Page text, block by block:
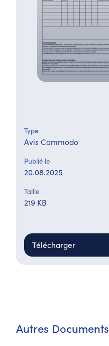
Type
Avis Commodo
Publié le
20.08.2025
Taille
219 KB
Télécharger
Autres Documents